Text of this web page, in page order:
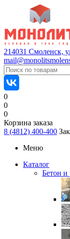
214031 Смоленск,
0
0
0
Корзина заказа
8 (4812) 400-400
Меню
Каталог
Бетон и